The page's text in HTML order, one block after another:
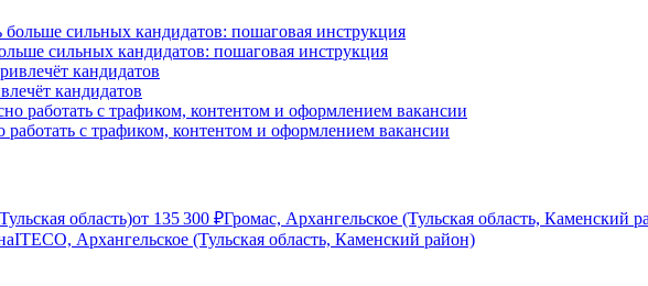
сильных кандидатов: пошаговая инструкция
кандидатов
с трафиком, контентом и оформлением вакансии
область)от 135 300 ₽Громас, Архангельское (Тульская область, Каменский
ITECO, Архангельское (Тульская область, Каменский район)